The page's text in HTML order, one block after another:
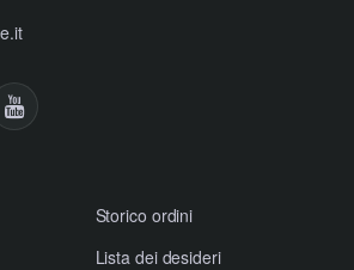
per monitorare le
a 7 velocità per adattarsi a ogni
in montagna e su terreni impervi
durata senza compromessi
Storico ordini
Lista dei desideri